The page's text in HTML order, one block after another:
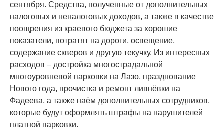
сентября. Средства, полученные от дополнительных
налоговых и неналоговых доходов, а также в качестве
поощрения из краевого бюджета за хорошие
показатели, потратят на дороги, освещение,
содержание скверов и другую текучку. Из интересных
расходов – достройка многострадальной
многоуровневой парковки на Лазо, празднование
Нового года, прочистка и ремонт ливнёвки на
Фадеева, а также наём дополнительных сотрудников,
которые будут оформлять штрафы на нарушителей
платной парковки.